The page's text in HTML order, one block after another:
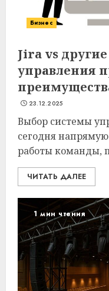
Бизнес
Jira vs
управления
23.12.2025
Выбор системы
сегодня
работы команды,
ЧИТАТЬ ДАЛЕЕ
1 мин чтения